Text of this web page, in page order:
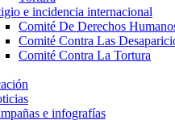
e incidencia internacional
Comité De Derechos
Comité Contra Las
Comité Contra La Tortura​
e infografías